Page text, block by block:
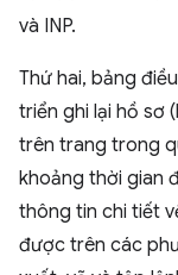
và INP.
Thứ hai, bảng
triển ghi lại hồ sơ
trên trang trong
khoảng thời gian
thông tin chi tiết
được trên các